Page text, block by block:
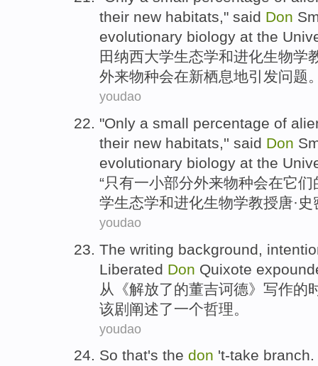
their new habitats," said Don
evolutionary biology at the
田纳西大学生态学和进化生物学
外来物种会在新栖息地引发问题
youdao
"Only a small percentage of
their new habitats,'' said Don
evolutionary biology at the
“只有一小部分外来物种会在它们
学生态学和进化生物学教授唐· 史
youdao
The writing background
Liberated Don Quixote
从
《解放了的董吉诃德》 写作的
该剧阐述了一个哲理。
youdao
So that's the don 't-take branch.